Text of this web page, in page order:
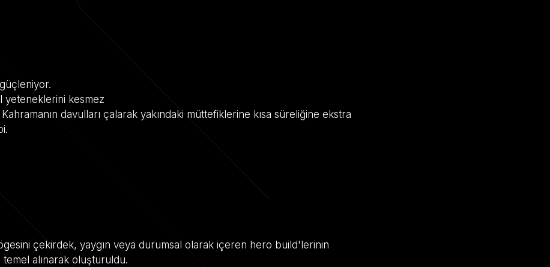
yeteneklerini kesmez
davulları çalarak yakındaki müttefiklerine kısa süreliğine ekstra
çekirdek, yaygın veya durumsal olarak içeren hero build'lerinin
temel alınarak oluşturuldu.